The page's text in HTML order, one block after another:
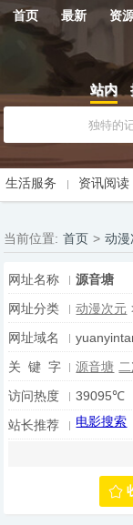
首页 最新 资
站内
生活服务
资讯阅读
当前位置: 首页 > 动
网址名称
源音塘
网址分类
动漫次元
网址域名
关 键 字
源音塘
访问热度
39095℃
站长推荐
电影搜索